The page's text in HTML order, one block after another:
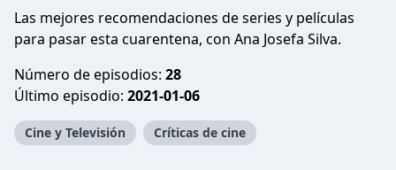
Las mejores recomendaciones de series y películas
para pasar esta cuarentena, con Ana Josefa Silva.
Número de episodios: 28
Último episodio: 2021-01-06
Cine y Televisión Críticas de cine